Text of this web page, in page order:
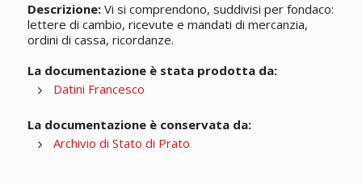
Descrizione:Vi si comprendono, suddivisi per fondaco:
lettere di cambio, ricevute e mandati di mercanzia,
ordini di cassa, ricordanze.
La documentazione è stata prodotta da:
Datini Francesco
La documentazione è conservata da:
Archivio di Stato di Prato